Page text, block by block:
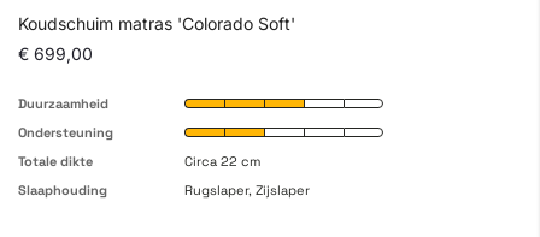
Koudschuim matras 'Colorado Soft'
€ 699,00
Duurzaamheid
Ondersteuning
Totale dikte
Circa 22 cm
Slaaphouding
Rugslaper, Zijslaper